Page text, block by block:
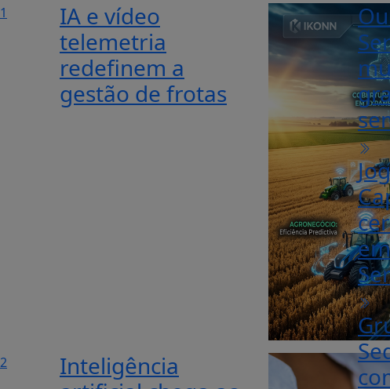
1
IA e vídeo
telemetria
redefinem a
gestão de frotas
2
Inteligência